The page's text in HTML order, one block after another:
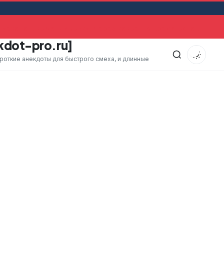
pro.ru]
анекдоты для быстрого смеха, и длинные